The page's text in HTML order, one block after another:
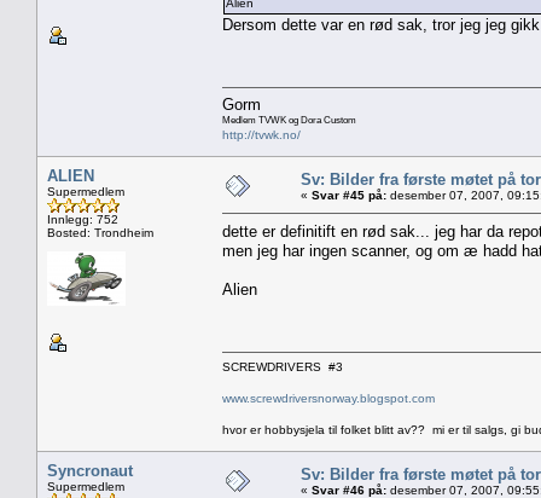
Alien
Dersom dette var en rød sak, tror jeg jeg
Gorm
Medlem TVWK og Dora Custom
http://tvwk.no/
ALIEN
Supermedlem
Innlegg: 752
Bosted: Trondheim
Sv: Bilder fra første møtet på
« Svar #45 på: desember 07, 2007,
dette er definitift en rød sak... jeg har da
men jeg har ingen scanner, og om æ hadd
Alien
SCREWDRIVERS #3
www.screwdriversnorway.blogspot.com
hvor er hobbysjela til folket blitt av?? mi er til salgs, gi
Syncronaut
Supermedlem
Sv: Bilder fra første møtet på
« Svar #46 på: desember 07, 2007,